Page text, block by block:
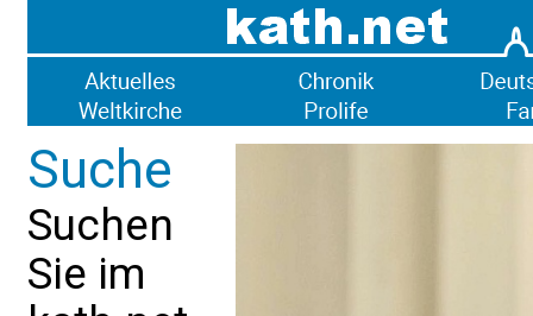
Suche
Suchen
Sie im